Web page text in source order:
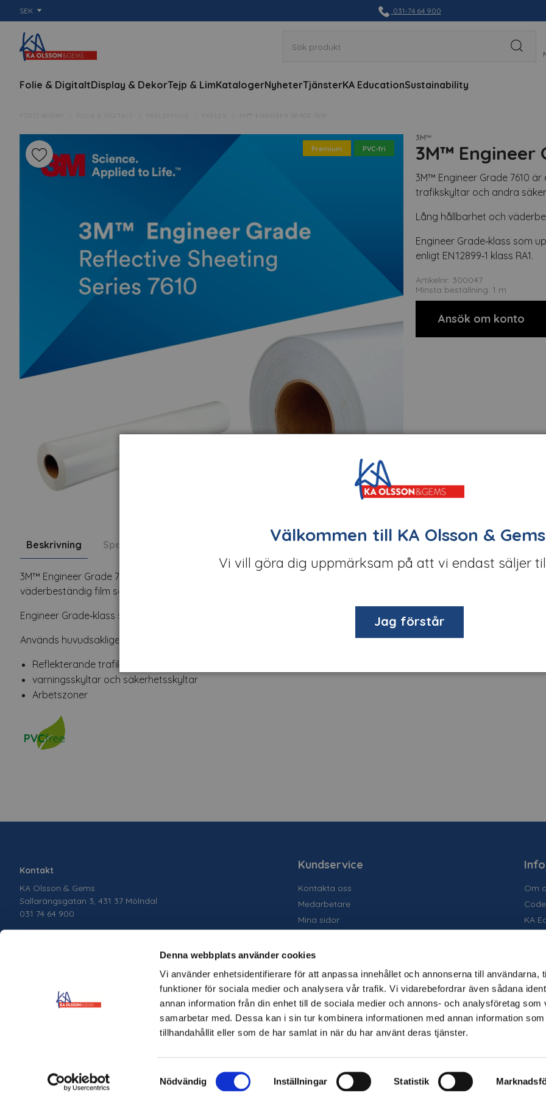
Denna webbplats använder cookies
Vi använder enhetsidentifierare för att anpassa innehållet och annonserna till användarna,
funktioner för sociala medier och analysera vår trafik. Vi vidarebefordrar även sådana
annan information från din enhet till de sociala medier och annons- och analysföretag som
samarbetar med. Dessa kan i sin tur kombinera informationen med annan information
tillhandahållit eller som de har samlat in när du har använt deras tjänster.
Samtyckesval
Nödvändig Inställningar Statistik
SEK 031-74 64 900
Folie & DigitaltDisplay & DekorTejp & LimKatalogerNyheterTjänsterKA EducationSustainability
FÖRSTASIDAN FOLIE & DIGITALT 3M™ ENGINEER GRADE 7610
Premium PVC-fri
3M™
3M™ Engineer
3M™ Engineer Grade 7610
trafikskyltar och andra
Lång hållbarhet och
Engineer Grade‑klass som
enligt EN 12899‑1 klass RA1.
Artikelnr: 300047
Minsta beställning: 1 m
Ansök om konto
Beskrivning Specifikation Om tillverkaren Filer
3M™ Engineer Grade 7610 är en PVC-fri reflexfolie som används för att göra trafikskyltar och andra
väderbeständig film som är lämpad för utomhusbruk.
Engineer Grade‑klass som uppfyller standardkrav för retroreflekterande trafikskyltar enligt EN 12899‑1 klass RA1.
Används huvudsakligen till:
Reflekterande trafikskyltar
varningsskyltar och säkerhetsskyltar
Arbetszoner
Kontakt
KA Olsson & Gems
Sallarängsgatan 3, 431 37 Mölndal
031 74 64 900
Kundservice
Kontakta oss
Medarbetare
Mina sidor
Allmänna villkor
Om
KA
Copyright © 2026 KA Olsson & Gems Skapad medVendre Folie
Välkommen till KA Olsson &
Vi vill göra dig uppmärksam på att vi endast säljer
Jag förstår